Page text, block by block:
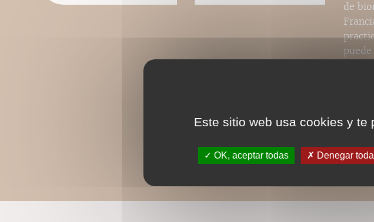
de
Este sitio web usa cookies y
OK, aceptar todas Denegar